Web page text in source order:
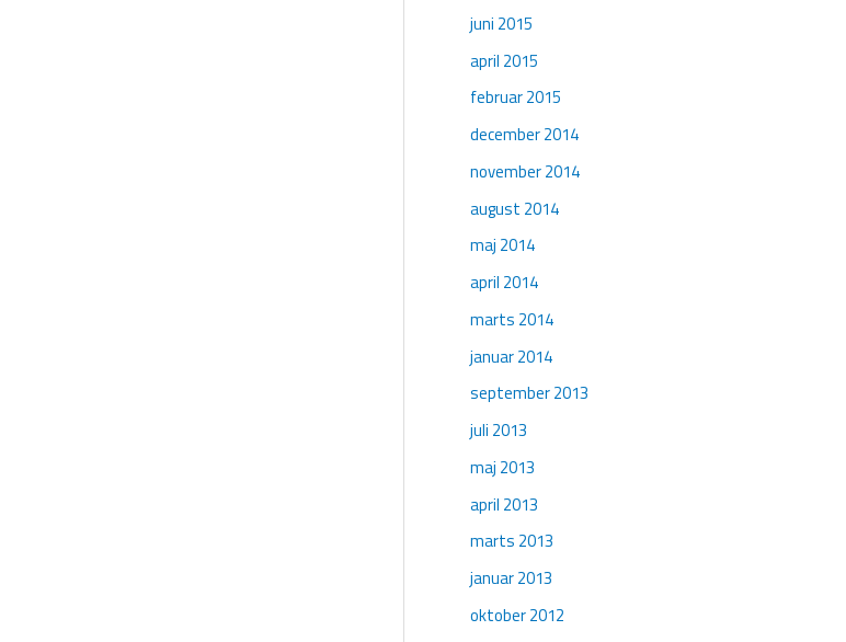
juni 2015
april 2015
februar 2015
december 2014
november 2014
august 2014
maj 2014
april 2014
marts 2014
januar 2014
september 2013
juli 2013
maj 2013
april 2013
marts 2013
januar 2013
oktober 2012